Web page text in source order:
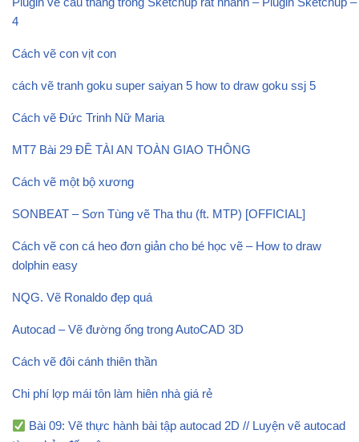
4
Cách vẽ con vịt con
cách vẽ tranh goku super saiyan 5 how to draw goku ssj 5
Cách vẽ Đức Trinh Nữ Maria
MT7 Bài 29 ĐỀ TÀI AN TOÀN GIAO THÔNG
Cách vẽ một bộ xương
SONBEAT – Sơn Tùng vẽ Tha thu (ft. MTP) [OFFICIAL]
Cách vẽ con cá heo đơn giản cho bé học vẽ – How to draw
dolphin easy
NQG. Vẽ Ronaldo đẹp quá
Autocad – Vẽ đường ống trong AutoCAD 3D
Cách vẽ đôi cánh thiên thần
Chi phí lợp mái tôn làm hiên nhà giá rẻ
Bài 09: Vẽ thực hành bài tập autocad 2D // Luyện vẽ autocad